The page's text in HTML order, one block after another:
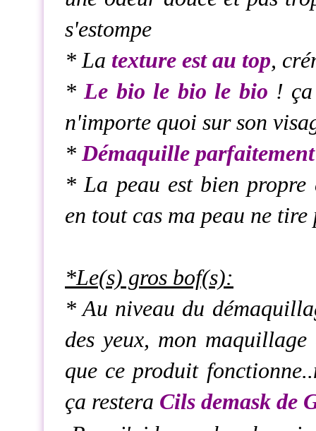
s'estompe
* La texture est au top,
*Le bio le bio le bio !
n'importe quoi sur son
* Démaquille parfaitement
* La peau est bien propre
en tout cas ma peau ne
*Le(s) gros bof(s):
* Au niveau du
des yeux, mon
que ce produit
ça restera Cils demask de